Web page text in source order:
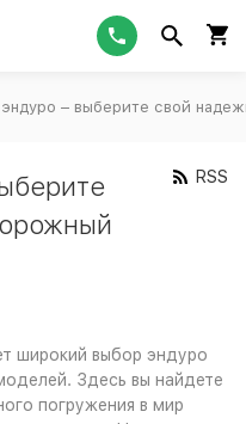
– выберите свой
RSS
широкий выбор эндуро
Здесь вы найдете
погружения в мир